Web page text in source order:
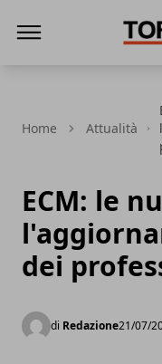
Home Attualità
ECM: le
dei
di Redazione21/07/